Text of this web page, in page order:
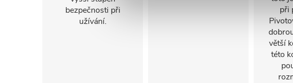
bezpečnosti při
užívání.
při
větší
této